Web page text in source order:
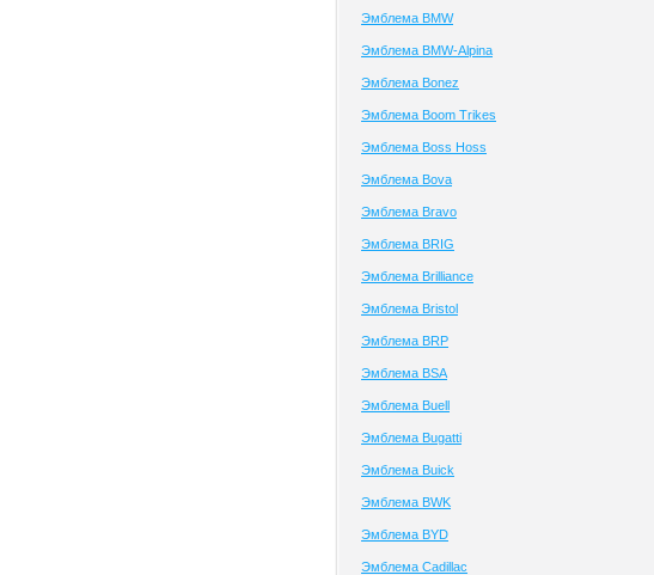
Эмблема BMW
Эмблема BMW-Alpina
Эмблема Bonez
Эмблема Boom Trikes
Эмблема Boss Hoss
Эмблема Bova
Эмблема Bravo
Эмблема BRIG
Эмблема Brilliance
Эмблема Bristol
Эмблема BRP
Эмблема BSA
Эмблема Buell
Эмблема Bugatti
Эмблема Buick
Эмблема BWK
Эмблема BYD
Эмблема Cadillac